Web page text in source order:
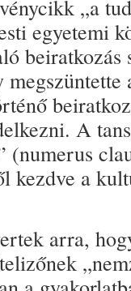
„a
egyetemi
beiratkozás
A
(numerus
kezdve a
arra,